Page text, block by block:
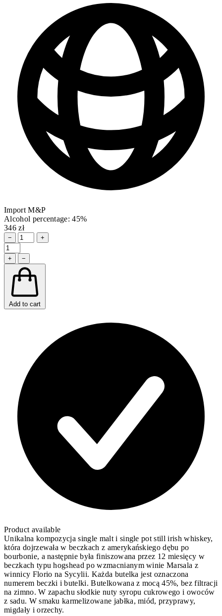
Import M&P
Alcohol percentage: 45%
346 zł
− +
+ −
Add to cart
Product available
Unikalna kompozycja single malt i single pot still irish whiskey,
która dojrzewała w beczkach z amerykańskiego dębu po
bourbonie, a następnie była finiszowana przez 12 miesięcy w
beczkach typu hogshead po wzmacnianym winie Marsala z
winnicy Florio na Sycylii. Każda butelka jest oznaczona
numerem beczki i butelki. Butelkowana z mocą 45%, bez filtracji
na zimno. W zapachu słodkie nuty syropu cukrowego i owoców
z sadu. W smaku karmelizowane jabłka, miód, przyprawy,
migdały i orzechy.